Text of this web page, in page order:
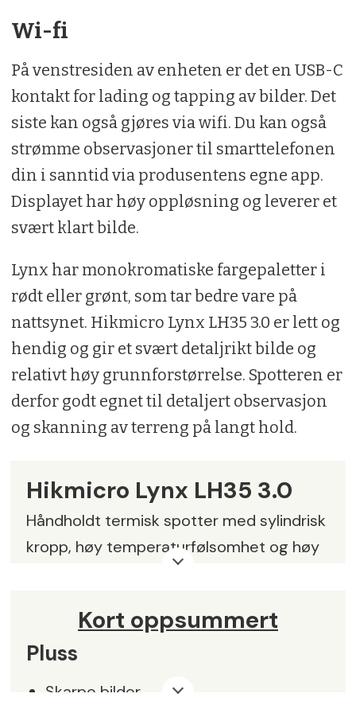
Wi-fi
På venstresiden av enheten er det en USB-C
kontakt for lading og tapping av bilder. Det
siste kan også gjøres via wifi. Du kan også
strømme observasjoner til smarttelefonen
din i sanntid via produsentens egne app.
Displayet har høy oppløsning og leverer et
svært klart bilde.
Lynx har monokromatiske fargepaletter i
rødt eller grønt, som tar bedre vare på
nattsynet. Hikmicro Lynx LH35 3.0 er lett og
hendig og gir et svært detaljrikt bilde og
relativt høy grunnforstørrelse. Spotteren er
derfor godt egnet til detaljert observasjon
og skanning av terreng på langt hold.
Hikmicro Lynx LH35 3.0
Håndholdt termisk spotter med sylindrisk
kropp, høy temperaturfølsomhet og høy
Forstørrelse:
3,4-27,2 ganger (8x digital
zoom) i 4 trinn.
Kort oppsummert
Pluss
Skarpe bilder